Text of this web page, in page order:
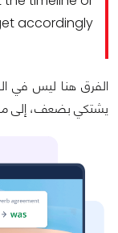
accordingly."
الفرق هنا ليس في
يشتكي بضعف، إلى